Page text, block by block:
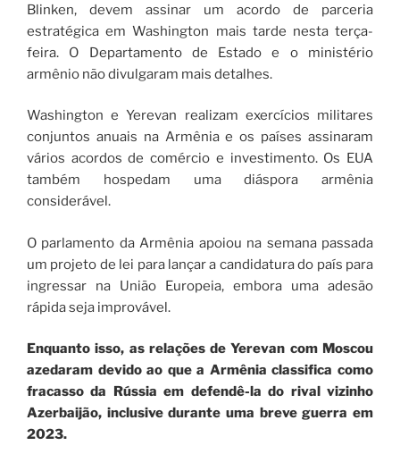
Blinken, devem assinar um acordo de parceria
estratégica em Washington mais tarde nesta terça-
feira. O Departamento de Estado e o ministério
armênio não divulgaram mais detalhes.
Washington e Yerevan realizam exercícios militares
conjuntos anuais na Armênia e os países assinaram
vários acordos de comércio e investimento. Os EUA
também hospedam uma diáspora armênia
considerável.
O parlamento da Armênia apoiou na semana passada
um projeto de lei para lançar a candidatura do país para
ingressar na União Europeia, embora uma adesão
rápida seja improvável.
Enquanto isso, as relações de Yerevan com Moscou
azedaram devido ao que a Armênia classifica como
fracasso da Rússia em defendê-la do rival vizinho
Azerbaijão, inclusive durante uma breve guerra em
2023.